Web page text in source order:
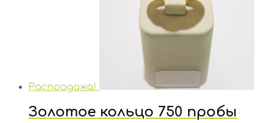
Распродажа!
Золотое кольцо 750 пробы